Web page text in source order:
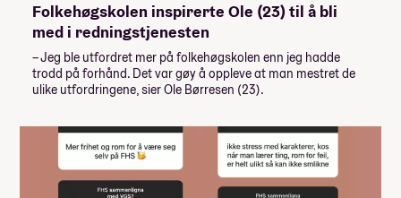
studietur
17 000,-
Dykk i Maldivene, frivillig studietur
28 000,-
Seil i Kroatia, frivillig studietur
Lån og stipend
Folkehøgskolen inspirerte Ole (23) til å bli
med i redningstjenesten
– Jeg ble utfordret mer på folkehøgskolen enn jeg hadde
trodd på forhånd. Det var gøy å oppleve at man mestret de
ulike utfordringene, sier Ole Børresen (23).